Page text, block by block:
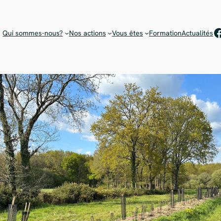
Qui sommes-nous? Nos actions Vous êtes FormationActualités